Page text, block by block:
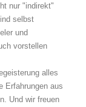
nur "indirekt"
selbst
und
vorstellen
alles
Erfahrungen aus
Und wir freuen